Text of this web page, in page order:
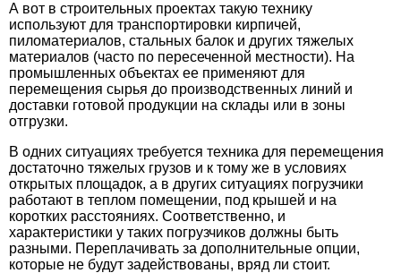
А вот в строительных проектах такую технику
используют для транспортировки кирпичей,
пиломатериалов, стальных балок и других тяжелых
материалов (часто по пересеченной местности). На
промышленных объектах ее применяют для
перемещения сырья до производственных линий и
доставки готовой продукции на склады или в зоны
отгрузки.
В одних ситуациях требуется техника для перемещения
достаточно тяжелых грузов и к тому же в условиях
открытых площадок, а в других ситуациях погрузчики
работают в теплом помещении, под крышей и на
коротких расстояниях. Соответственно, и
характеристики у таких погрузчиков должны быть
разными. Переплачивать за дополнительные опции,
которые не будут задействованы, вряд ли стоит.